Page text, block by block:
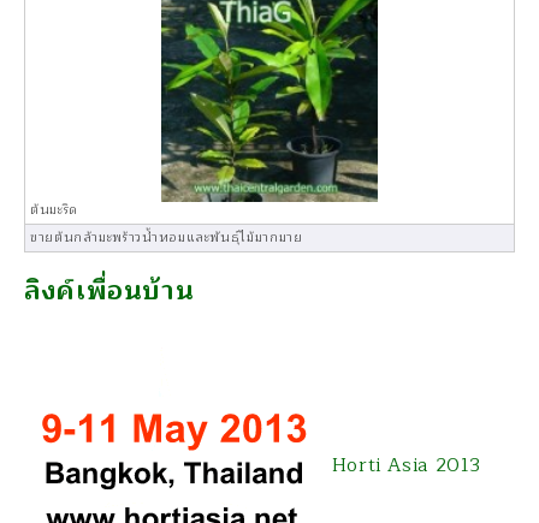
ต้นมะริด
ขายต้นกล้ามะพร้าวน้ำหอมและพันธุ์ไม้มากมาย
ลิงค์เพื่อนบ้าน
Horti Asia 2013